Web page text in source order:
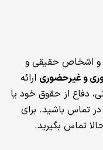
و اشخاص حقیقی و
و غیرحضوری ارائه
دفاع از حقوق خود یا
در تماس باشید. برای
تماس بگیرید.